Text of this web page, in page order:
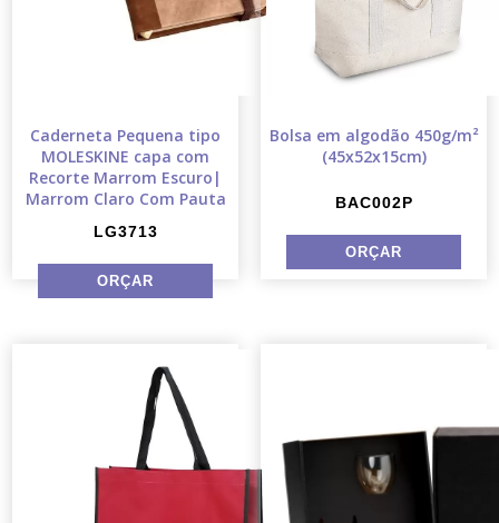
Caderneta Pequena tipo
MOLESKINE capa com
Recorte Marrom Escuro|
Marrom Claro Com Pauta
LG3713
Bolsa em algodão 450g/m²
(45x52x15cm)
BAC002P